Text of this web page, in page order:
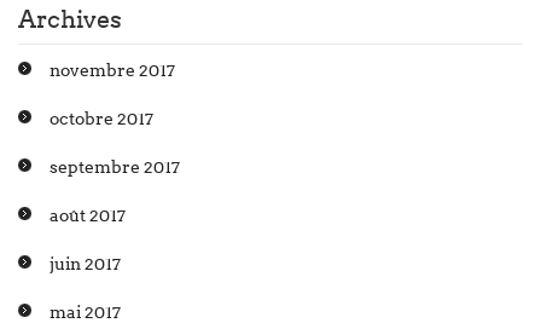
Archives
novembre 2017
octobre 2017
septembre 2017
août 2017
juin 2017
mai 2017